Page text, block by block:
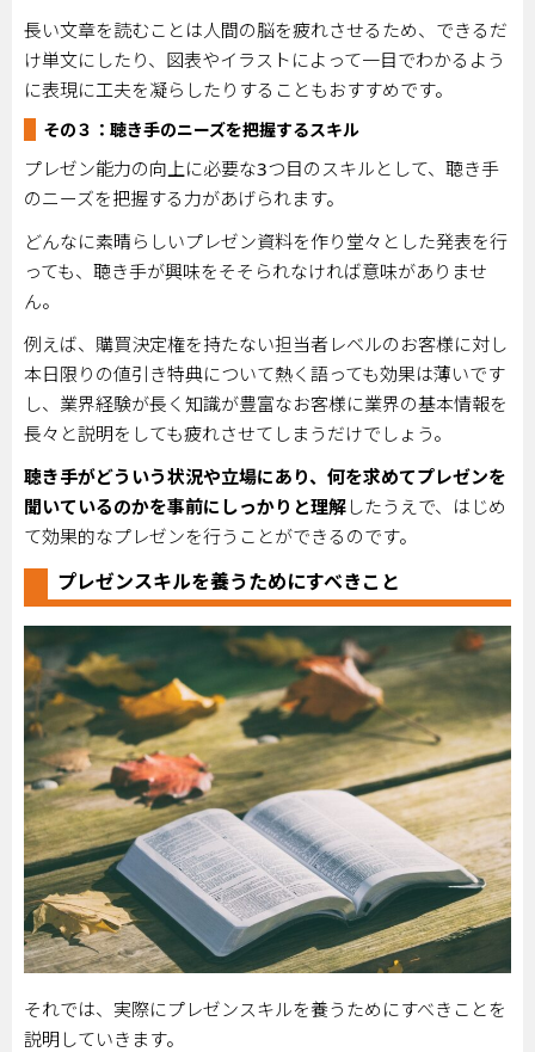
長い文章を読むことは人間の脳を疲れさせるため、できるだ
け単文にしたり、図表やイラストによって一目でわかるよう
に表現に工夫を凝らしたりすることもおすすめです。
その３：聴き手のニーズを把握するスキル
プレゼン能力の向上に必要な3つ目のスキルとして、聴き手
のニーズを把握する力があげられます。
どんなに素晴らしいプレゼン資料を作り堂々とした発表を行
っても、聴き手が興味をそそられなければ意味がありませ
ん。
例えば、購買決定権を持たない担当者レベルのお客様に対し
本日限りの値引き特典について熱く語っても効果は薄いです
し、業界経験が長く知識が豊富なお客様に業界の基本情報を
長々と説明をしても疲れさせてしまうだけでしょう。
聴き手がどういう状況や立場にあり、何を求めてプレゼンを
聞いているのかを事前にしっかりと理解 したうえで、はじめ
て効果的なプレゼンを行うことができるのです。
プレゼンスキルを養うためにすべきこと
それでは、実際にプレゼンスキルを養うためにすべきことを
説明していきます。